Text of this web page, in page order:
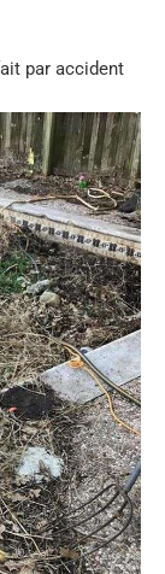
par accident